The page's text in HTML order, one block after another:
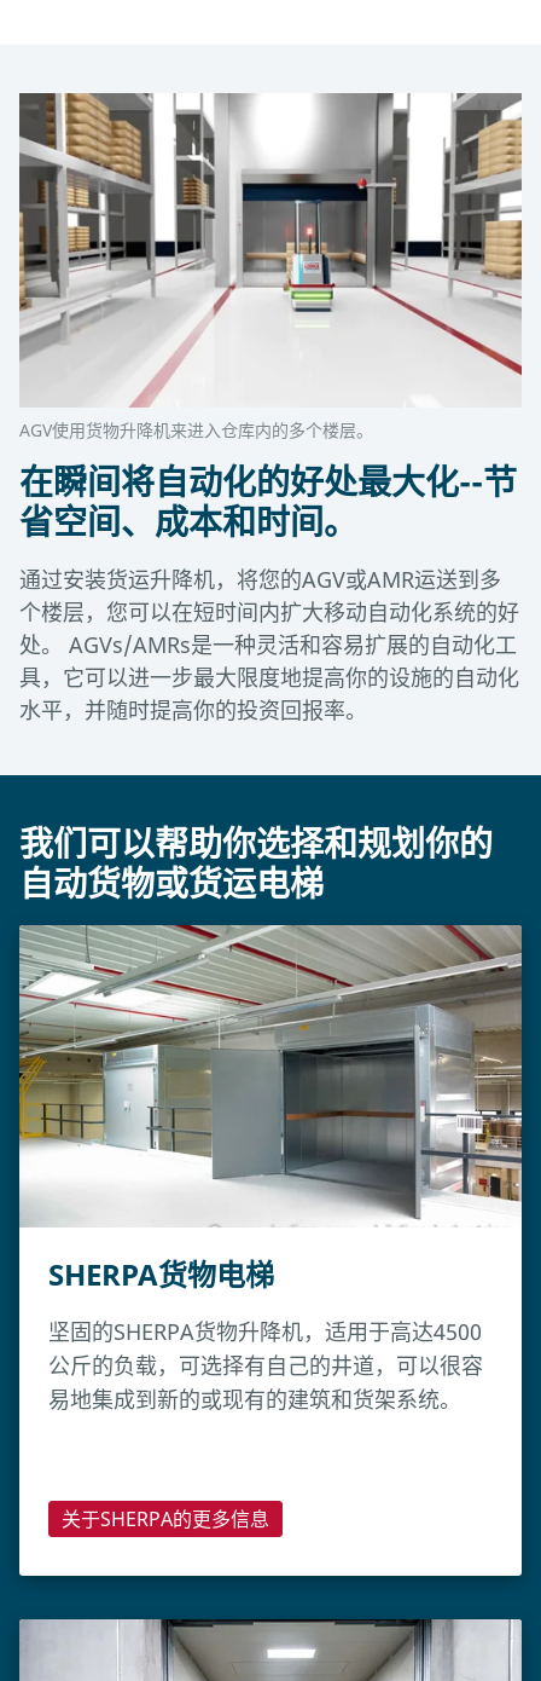
AGV使用货物升降机来进入仓库内的多个楼层。
在瞬间将自动化的好处最大化--节
省空间、成本和时间。
通过安装货运升降机，将您的AGV或AMR运送到多
个楼层，您可以在短时间内扩大移动自动化系统的好
处。 AGVs/AMRs是一种灵活和容易扩展的自动化工
具，它可以进一步最大限度地提高你的设施的自动化
水平，并随时提高你的投资回报率。
我们可以帮助你选择和规划你的
自动货物或货运电梯
SHERPA货物电梯
坚固的SHERPA货物升降机，适用于高达4500
公斤的负载，可选择有自己的井道，可以很容
易地集成到新的或现有的建筑和货架系统。
关于SHERPA的更多信息